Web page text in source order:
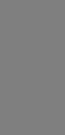
Marrom em